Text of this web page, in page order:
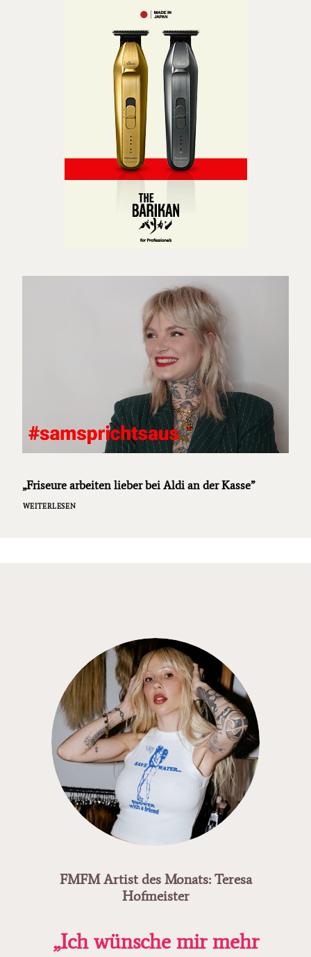
„Friseure arbeiten lieber bei Aldi an der Kasse”
WEITERLESEN
FMFM Artist des Monats: Teresa
Hofmeister
„Ich wünsche mir mehr